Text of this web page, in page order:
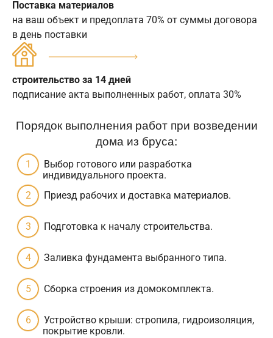
Поставка материалов
на ваш объект и предоплата 70% от суммы договора
в день поставки
строительство за 14 дней
подписание акта выполненных работ, оплата 30%
Порядок выполнения работ при возведении
дома из бруса:
Выбор готового или разработка
индивидуального проекта.
Приезд рабочих и доставка материалов.
Подготовка к началу строительства.
Заливка фундамента выбранного типа.
Сборка строения из домокомплекта.
Устройство крыши: стропила, гидроизоляция,
покрытие кровли.